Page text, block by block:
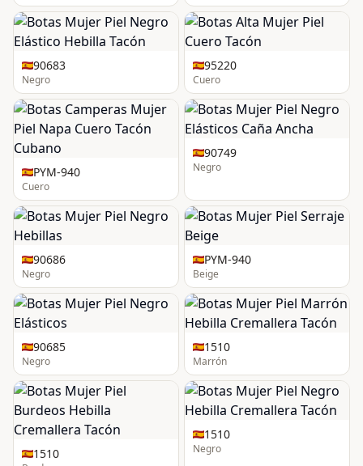
90683
Negro
95220
Cuero
PYM-940
Cuero
90749
Negro
90686
Negro
PYM-940
Beige
90685
Negro
1510
Marrón
1510
1510
Negro